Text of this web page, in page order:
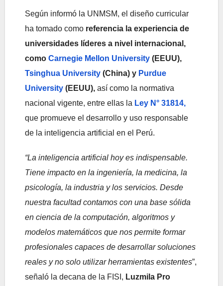
Según informó la UNMSM, el diseño curricular
ha tomado como referencia la experiencia de
universidades líderes a nivel internacional,
como Carnegie Mellon University (EEUU),
Tsinghua University (China) y Purdue
University (EEUU), así como la normativa
nacional vigente, entre ellas la Ley N° 31814,
que promueve el desarrollo y uso responsable
de la inteligencia artificial en el Perú.
“La inteligencia artificial hoy es indispensable.
Tiene impacto en la ingeniería, la medicina, la
psicología, la industria y los servicios. Desde
nuestra facultad contamos con una base sólida
en ciencia de la computación, algoritmos y
modelos matemáticos que nos permite formar
profesionales capaces de desarrollar soluciones
reales y no solo utilizar herramientas existentes”,
señaló la decana de la FISI, Luzmila Pro